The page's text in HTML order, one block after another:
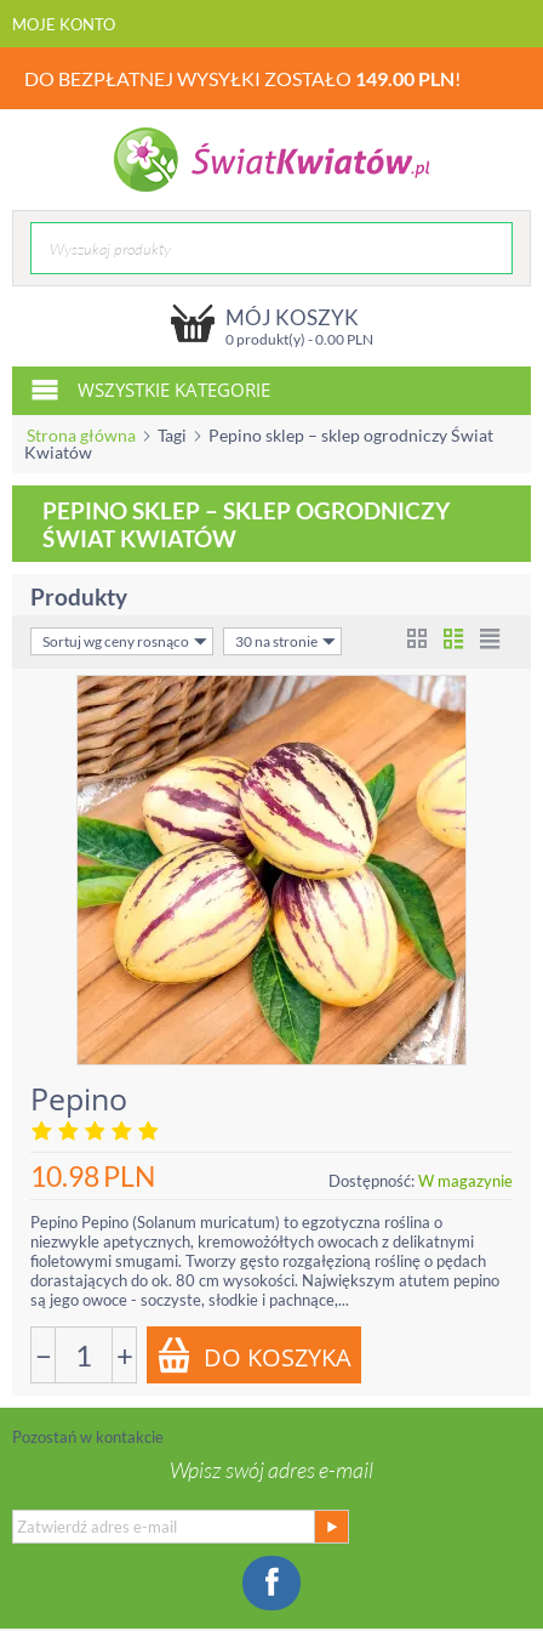
MOJE KONTO
DO BEZPŁATNEJ WYSYŁKI ZOSTAŁO 149.00 PLN!
MÓJ KOSZYK
0 produkt(y) -0.00PLN
WSZYSTKIE KATEGORIE
Strona główna Tagi
Pepino sklep – sklep ogrodniczy Świat
Kwiatów
PEPINO SKLEP – SKLEP OGRODNICZY
ŚWIAT KWIATÓW
Produkty
Sortuj wg ceny rosnąco 30 na stronie
Pepino
10.98PLN Dostępność:W magazynie
Pepino Pepino (Solanum muricatum) to egzotyczna roślina o
niezwykle apetycznych, kremowożółtych owocach z delikatnymi
fioletowymi smugami. Tworzy gęsto rozgałęzioną roślinę o pędach
dorastających do ok. 80 cm wysokości. Największym atutem pepino
są jego owoce - soczyste, słodkie i pachnące,...
− +
Pozostań w kontakcie
Wpisz swój adres e-mail